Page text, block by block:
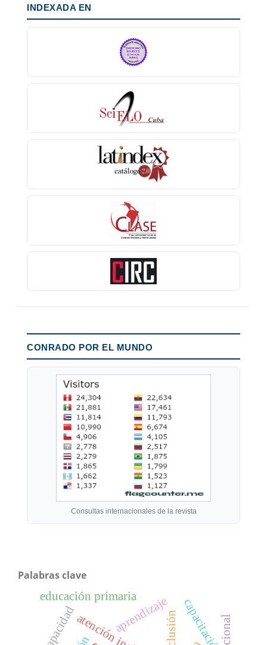
INDEXADA EN
CONRADO POR EL MUNDO
Consultas internacionales de la revista
Palabras clave
aprendizajeexclusión capacitación
educación primaria